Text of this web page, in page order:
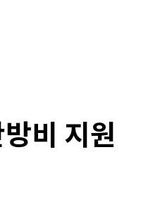
비 지원